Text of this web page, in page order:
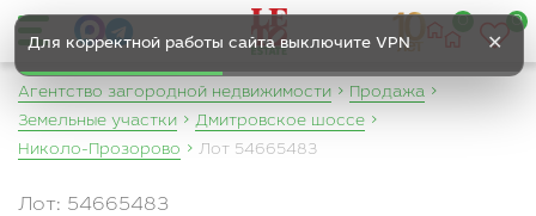
Для корректной работы сайта выключите VPN ✕
0
Агентство загородной недвижимости
Продажа
Земельные участки
Дмитровское шоссе
Николо-Прозорово
Лот 54665483
Лот: 54665483